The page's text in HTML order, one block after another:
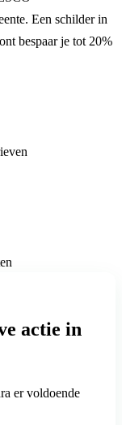
Een schilder in
bespaar je tot 20%
actie in
er voldoende